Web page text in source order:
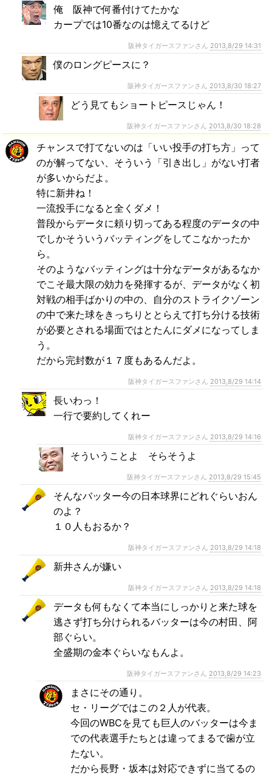
俺 阪神で何番付けてたかな
カープでは10番なのは憶えてるけど
阪神タイガースファンさん 2013,8/29 14:31
僕のロングピースに？
阪神タイガースファンさん 2013,8/30 18:27
どう見てもショートピースじゃん！
阪神タイガースファンさん 2013,8/30 18:28
チャンスで打てないのは「いい投手の打ち方」って
のが解ってない、そういう「引き出し」がない打者
が多いからだよ。
特に新井ね！
一流投手になると全くダメ！
普段からデータに頼り切ってある程度のデータの中
でしかそういうバッティングをしてこなかったか
ら。
そのようなバッティングは十分なデータがあるなか
でこそ最大限の効力を発揮するが、データがなく初
対戦の相手ばかりの中の、自分のストライクゾーン
の中で来た球をきっちりととらえて打ち分ける技術
が必要とされる場面ではとたんにダメになってしま
う。
だから完封数が１７度もあるんだよ。
阪神タイガースファンさん 2013,8/29 14:14
長いわっ！
一行で要約してくれー
阪神タイガースファンさん 2013,8/29 14:16
そういうことよ そらそうよ
阪神タイガースファンさん 2013,8/29 15:45
そんなバッター今の日本球界にどれぐらいおん
のよ？
１０人もおるか？
阪神タイガースファンさん 2013,8/29 14:18
新井さんが嫌い
阪神タイガースファンさん 2013,8/29 14:18
データも何もなくて本当にしっかりと来た球を
逃さず打ち分けられるバッターは今の村田、阿
部ぐらい。
全盛期の金本ぐらいなもんよ。
阪神タイガースファンさん 2013,8/29 14:23
まさにその通り。
セ・リーグではこの２人が代表。
今回のWBCを見ても巨人のバッターは今ま
での代表選手たちとは違ってまるで歯が立
たない。
だから長野・坂本は対応できずに当てるの